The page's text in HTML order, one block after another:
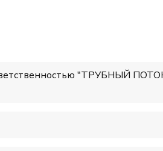
"ТРУБНЫЙ